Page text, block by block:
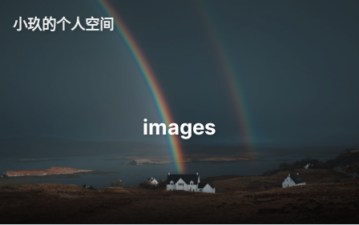
小玖的个人空间
images